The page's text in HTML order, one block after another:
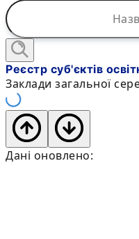
Реєстр суб'єктів
Заклади загальної
Дані оновлено: